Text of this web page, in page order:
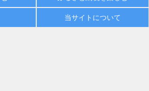
当サイトについて